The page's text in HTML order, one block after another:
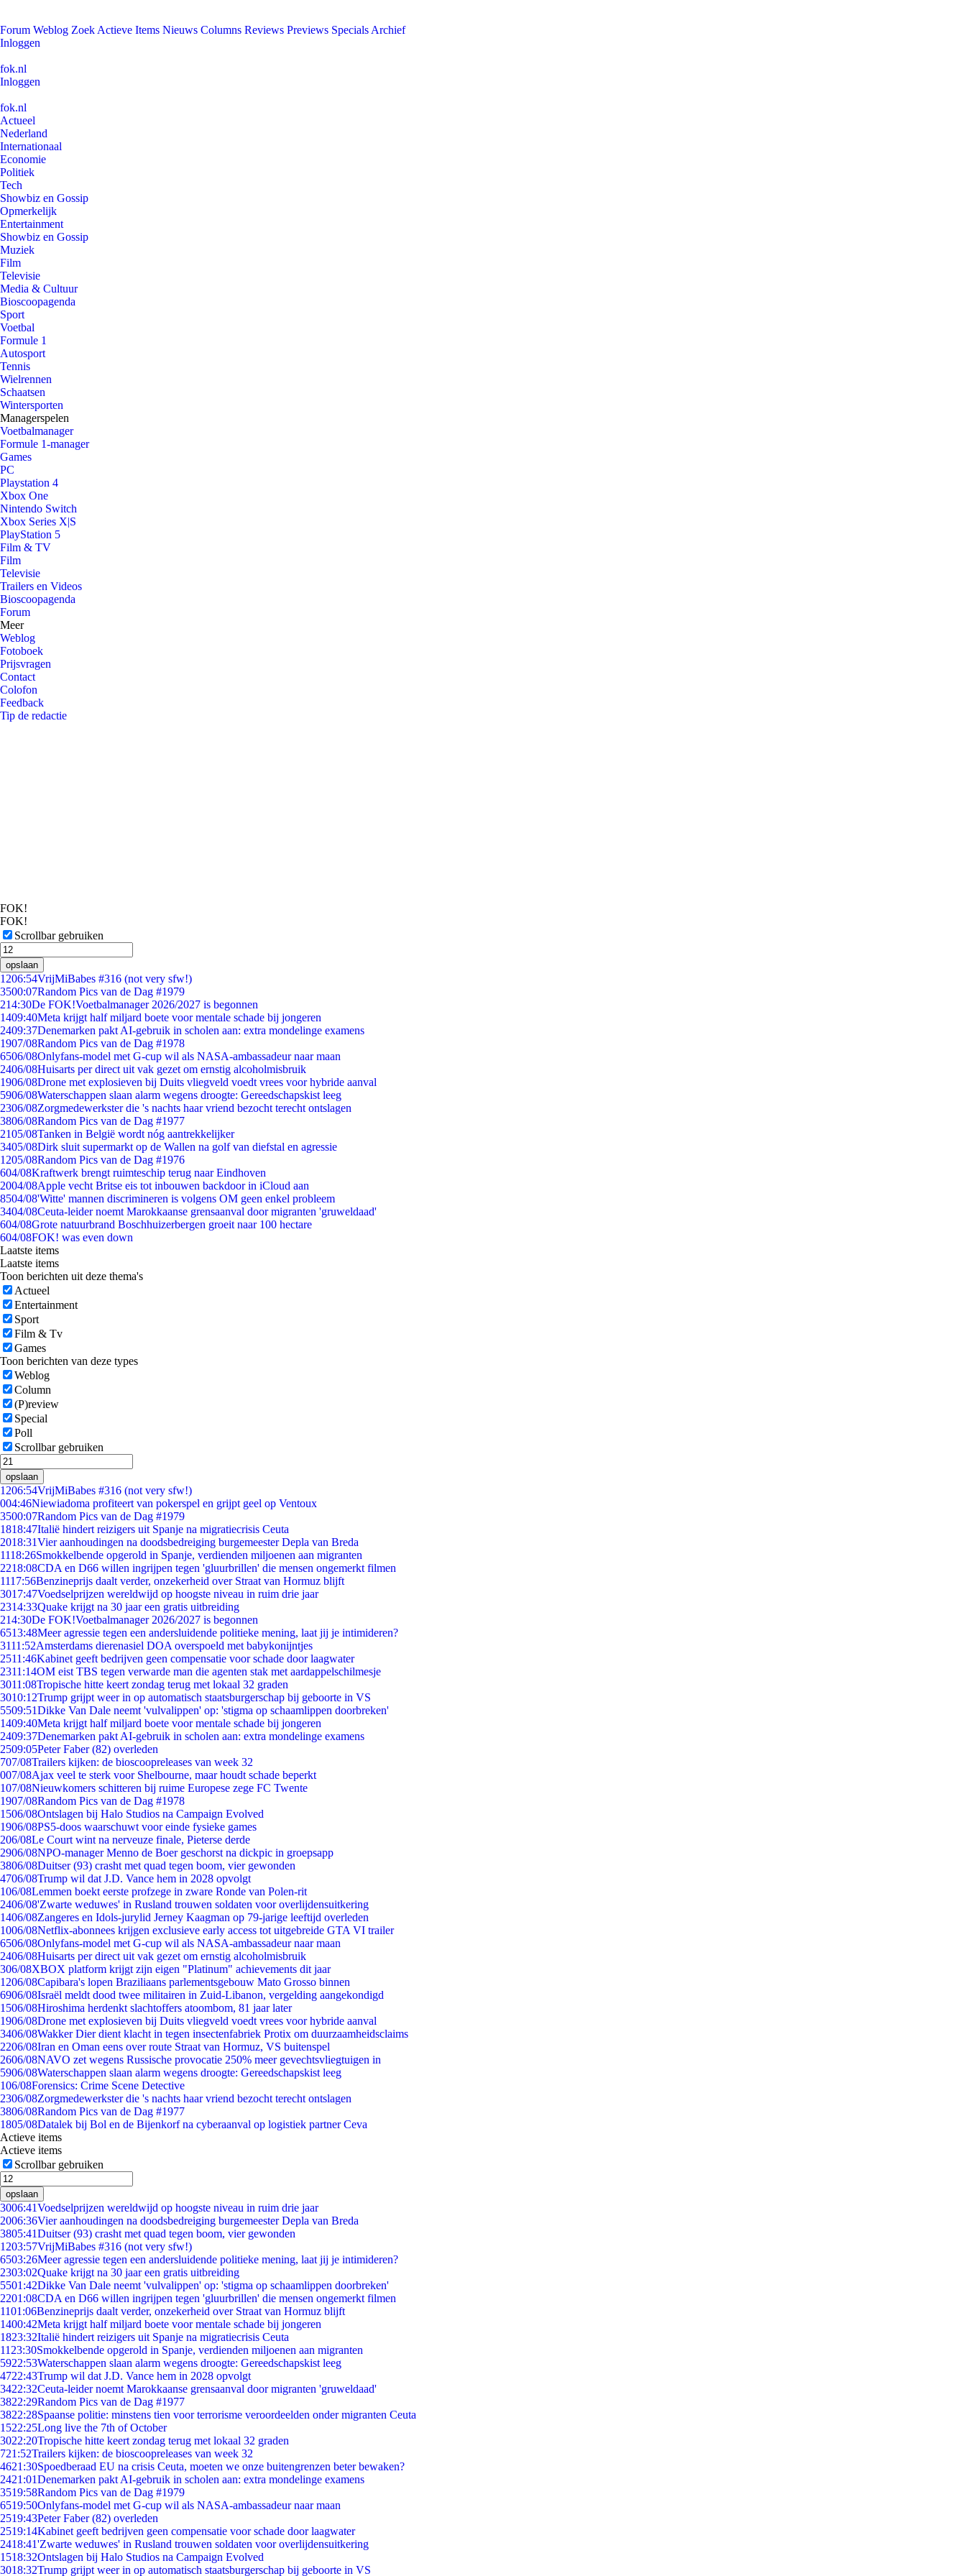
Forum Weblog Zoek Actieve Items Nieuws Columns Reviews Previews Specials Archief
Inloggen
fok.nl
Inloggen
fok.nl
Actueel
Nederland
Internationaal
Economie
Politiek
Tech
Showbiz en Gossip
Opmerkelijk
Entertainment
Showbiz en Gossip
Muziek
Film
Televisie
Media & Cultuur
Bioscoopagenda
Sport
Voetbal
Formule 1
Autosport
Tennis
Wielrennen
Schaatsen
Wintersporten
Managerspelen
Voetbalmanager
Formule 1-manager
Games
PC
Playstation 4
Xbox One
Nintendo Switch
Xbox Series X|S
PlayStation 5
Film & TV
Film
Televisie
Trailers en Videos
Bioscoopagenda
Forum
Meer
Weblog
Fotoboek
Prijsvragen
Contact
Colofon
Feedback
Tip de redactie
FOK!
FOK!
Scrollbar gebruiken
opslaan
1206:54VrijMiBabes #316 (not very sfw!)
3500:07Random Pics van de Dag #1979
214:30De FOK!Voetbalmanager 2026/2027 is begonnen
1409:40Meta krijgt half miljard boete voor mentale schade bij jongeren
2409:37Denemarken pakt AI-gebruik in scholen aan: extra mondelinge examens
1907/08Random Pics van de Dag #1978
6506/08Onlyfans-model met G-cup wil als NASA-ambassadeur naar maan
2406/08Huisarts per direct uit vak gezet om ernstig alcoholmisbruik
1906/08Drone met explosieven bij Duits vliegveld voedt vrees voor hybride aanval
5906/08Waterschappen slaan alarm wegens droogte: Gereedschapskist leeg
2306/08Zorgmedewerkster die 's nachts haar vriend bezocht terecht ontslagen
3806/08Random Pics van de Dag #1977
2105/08Tanken in België wordt nóg aantrekkelijker
3405/08Dirk sluit supermarkt op de Wallen na golf van diefstal en agressie
1205/08Random Pics van de Dag #1976
604/08Kraftwerk brengt ruimteschip terug naar Eindhoven
2004/08Apple vecht Britse eis tot inbouwen backdoor in iCloud aan
8504/08'Witte' mannen discrimineren is volgens OM geen enkel probleem
3404/08Ceuta-leider noemt Marokkaanse grensaanval door migranten 'gruweldaad'
604/08Grote natuurbrand Boschhuizerbergen groeit naar 100 hectare
604/08FOK! was even down
Laatste items
Laatste items
Toon berichten uit deze thema's
Actueel
Entertainment
Sport
Film & Tv
Games
Toon berichten van deze types
Weblog
Column
(P)review
Special
Poll
Scrollbar gebruiken
opslaan
1206:54VrijMiBabes #316 (not very sfw!)
004:46Niewiadoma profiteert van pokerspel en grijpt geel op Ventoux
3500:07Random Pics van de Dag #1979
1818:47Italië hindert reizigers uit Spanje na migratiecrisis Ceuta
2018:31Vier aanhoudingen na doodsbedreiging burgemeester Depla van Breda
1118:26Smokkelbende opgerold in Spanje, verdienden miljoenen aan migranten
2218:08CDA en D66 willen ingrijpen tegen 'gluurbrillen' die mensen ongemerkt filmen
1117:56Benzineprijs daalt verder, onzekerheid over Straat van Hormuz blijft
3017:47Voedselprijzen wereldwijd op hoogste niveau in ruim drie jaar
2314:33Quake krijgt na 30 jaar een gratis uitbreiding
214:30De FOK!Voetbalmanager 2026/2027 is begonnen
6513:48Meer agressie tegen een andersluidende politieke mening, laat jij je intimideren?
3111:52Amsterdams dierenasiel DOA overspoeld met babykonijntjes
2511:46Kabinet geeft bedrijven geen compensatie voor schade door laagwater
2311:14OM eist TBS tegen verwarde man die agenten stak met aardappelschilmesje
3011:08Tropische hitte keert zondag terug met lokaal 32 graden
3010:12Trump grijpt weer in op automatisch staatsburgerschap bij geboorte in VS
5509:51Dikke Van Dale neemt 'vulvalippen' op: 'stigma op schaamlippen doorbreken'
1409:40Meta krijgt half miljard boete voor mentale schade bij jongeren
2409:37Denemarken pakt AI-gebruik in scholen aan: extra mondelinge examens
2509:05Peter Faber (82) overleden
707/08Trailers kijken: de bioscoopreleases van week 32
007/08Ajax veel te sterk voor Shelbourne, maar houdt schade beperkt
107/08Nieuwkomers schitteren bij ruime Europese zege FC Twente
1907/08Random Pics van de Dag #1978
1506/08Ontslagen bij Halo Studios na Campaign Evolved
1906/08PS5-doos waarschuwt voor einde fysieke games
206/08Le Court wint na nerveuze finale, Pieterse derde
2906/08NPO-manager Menno de Boer geschorst na dickpic in groepsapp
3806/08Duitser (93) crasht met quad tegen boom, vier gewonden
4706/08Trump wil dat J.D. Vance hem in 2028 opvolgt
106/08Lemmen boekt eerste profzege in zware Ronde van Polen-rit
2406/08'Zwarte weduwes' in Rusland trouwen soldaten voor overlijdensuitkering
1406/08Zangeres en Idols-jurylid Jerney Kaagman op 79-jarige leeftijd overleden
1006/08Netflix-abonnees krijgen exclusieve early access tot uitgebreide GTA VI trailer
6506/08Onlyfans-model met G-cup wil als NASA-ambassadeur naar maan
2406/08Huisarts per direct uit vak gezet om ernstig alcoholmisbruik
306/08XBOX platform krijgt zijn eigen "Platinum" achievements dit jaar
1206/08Capibara's lopen Braziliaans parlementsgebouw Mato Grosso binnen
6906/08Israël meldt dood twee militairen in Zuid-Libanon, vergelding aangekondigd
1506/08Hiroshima herdenkt slachtoffers atoombom, 81 jaar later
1906/08Drone met explosieven bij Duits vliegveld voedt vrees voor hybride aanval
3406/08Wakker Dier dient klacht in tegen insectenfabriek Protix om duurzaamheidsclaims
2206/08Iran en Oman eens over route Straat van Hormuz, VS buitenspel
2606/08NAVO zet wegens Russische provocatie 250% meer gevechtsvliegtuigen in
5906/08Waterschappen slaan alarm wegens droogte: Gereedschapskist leeg
106/08Forensics: Crime Scene Detective
2306/08Zorgmedewerkster die 's nachts haar vriend bezocht terecht ontslagen
3806/08Random Pics van de Dag #1977
1805/08Datalek bij Bol en de Bijenkorf na cyberaanval op logistiek partner Ceva
Actieve items
Actieve items
Scrollbar gebruiken
opslaan
3006:41Voedselprijzen wereldwijd op hoogste niveau in ruim drie jaar
2006:36Vier aanhoudingen na doodsbedreiging burgemeester Depla van Breda
3805:41Duitser (93) crasht met quad tegen boom, vier gewonden
1203:57VrijMiBabes #316 (not very sfw!)
6503:26Meer agressie tegen een andersluidende politieke mening, laat jij je intimideren?
2303:02Quake krijgt na 30 jaar een gratis uitbreiding
5501:42Dikke Van Dale neemt 'vulvalippen' op: 'stigma op schaamlippen doorbreken'
2201:08CDA en D66 willen ingrijpen tegen 'gluurbrillen' die mensen ongemerkt filmen
1101:06Benzineprijs daalt verder, onzekerheid over Straat van Hormuz blijft
1400:42Meta krijgt half miljard boete voor mentale schade bij jongeren
1823:32Italië hindert reizigers uit Spanje na migratiecrisis Ceuta
11 23:30Smokkelbende opgerold in Spanje, verdienden miljoenen aan migranten
5922:53Waterschappen slaan alarm wegens droogte: Gereedschapskist leeg
4722:43Trump wil dat J.D. Vance hem in 2028 opvolgt
3422:32Ceuta-leider noemt Marokkaanse grensaanval door migranten 'gruweldaad'
3822:29Random Pics van de Dag #1977
3822:28Spaanse politie: minstens tien voor terrorisme veroordeelden onder migranten Ceuta
1522:25Long live the 7th of October
3022:20Tropische hitte keert zondag terug met lokaal 32 graden
721:52Trailers kijken: de bioscoopreleases van week 32
4621:30Spoedberaad EU na crisis Ceuta, moeten we onze buitengrenzen beter bewaken?
2421:01Denemarken pakt AI-gebruik in scholen aan: extra mondelinge examens
3519:58Random Pics van de Dag #1979
6519:50Onlyfans-model met G-cup wil als NASA-ambassadeur naar maan
2519:43Peter Faber (82) overleden
2519:14Kabinet geeft bedrijven geen compensatie voor schade door laagwater
2418:41'Zwarte weduwes' in Rusland trouwen soldaten voor overlijdensuitkering
1518:32Ontslagen bij Halo Studios na Campaign Evolved
3018:32Trump grijpt weer in op automatisch staatsburgerschap bij geboorte in VS